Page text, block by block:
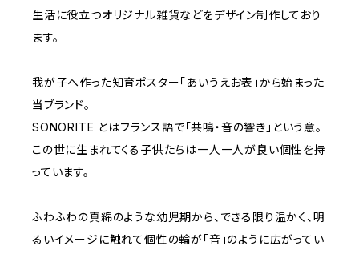
生活に役立つオリジナル雑貨などをデザイン制作しており
ます。
我が子へ作った知育ポスター「あいうえお表」から始まった
当ブランド。
SONORITE とはフランス語で「共鳴・音の響き」という意。
この世に生まれてくる子供たちは一人一人が良い個性を持
っています。
ふわふわの真綿のような幼児期から、できる限り温かく、明
るいイメージに触れて個性の輪が「音」のように広がってい